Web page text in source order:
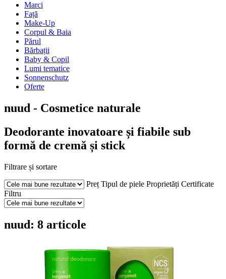
Marci
Față
Make-Up
Corpul & Baia
Părul
Bărbații
Baby & Copil
Lumi tematice
Sonnenschutz
Oferte
nuud - Cosmetice naturale
Deodorante inovatoare și fiabile sub
formă de cremă și stick
Filtrare și sortare
Preț Tipul de piele Proprietăți Certificate
Filtru
nuud: 8 articole